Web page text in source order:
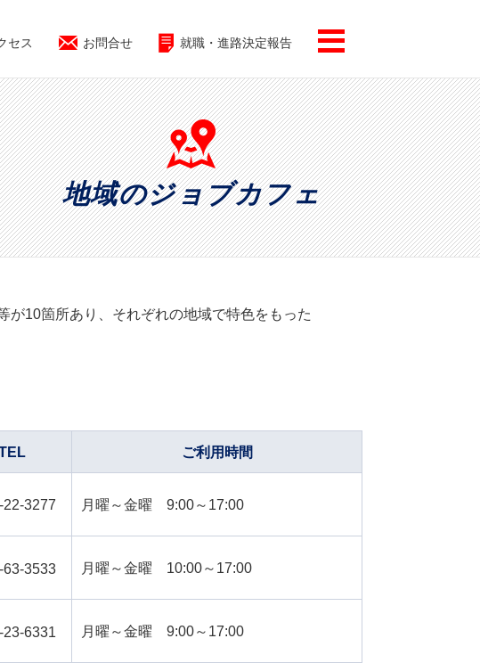
セス お問合せ 就職・進路決定報告
地域のジョブカフェ
が10箇所あり、それぞれの地域で特色をもった
ご利用時間
22-3277 月曜～金曜 9:00～17:00
63-3533 月曜～金曜 10:00～17:00
23-6331 月曜～金曜 9:00～17:00